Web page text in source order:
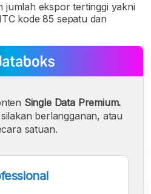
jumlah ekspor tertinggi yakni
kode 85 sepatu dan
Single Data Premium.
berlangganan, atau
satuan.